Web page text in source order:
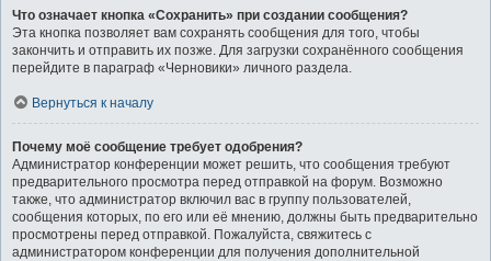
Что означает кнопка «Сохранить» при создании сообщения?
Эта кнопка позволяет вам сохранять сообщения для того, чтобы
закончить и отправить их позже. Для загрузки сохранённого сообщения
перейдите в параграф «Черновики» личного раздела.
Вернуться к началу
Почему моё сообщение требует одобрения?
Администратор конференции может решить, что сообщения требуют
предварительного просмотра перед отправкой на форум. Возможно
также, что администратор включил вас в группу пользователей,
сообщения которых, по его или её мнению, должны быть предварительно
просмотрены перед отправкой. Пожалуйста, свяжитесь с
администратором конференции для получения дополнительной